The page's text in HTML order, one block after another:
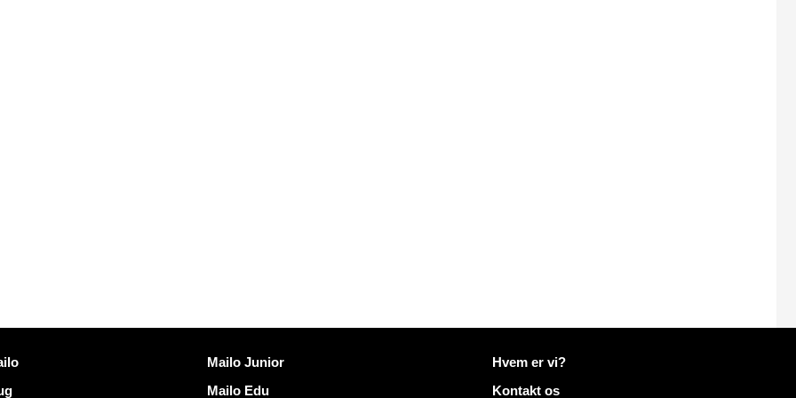
Opdag Mailo
Mailo Junior
Mailo Edu
Flere oplysninger på Mailo
Hvem er vi?
Kontakt os